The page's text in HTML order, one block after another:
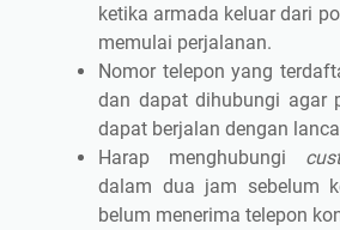
ketika armada keluar dari
memulai perjalanan.
Nomor telepon yang
dan dapat dihubungi agar
dapat berjalan dengan
Harap menghubungi
dalam dua jam sebelum
belum menerima telepon